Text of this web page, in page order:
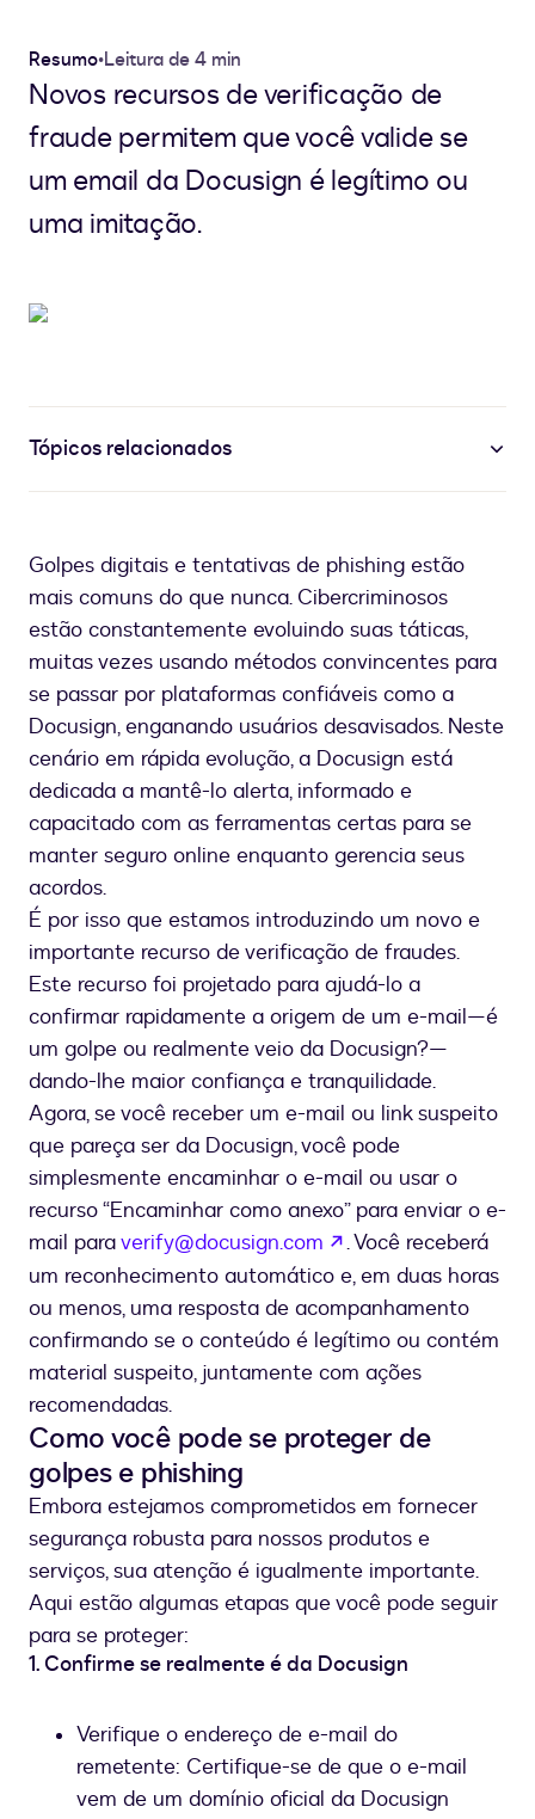
Resumo•Leitura de 4 min
Novos recursos de verificação de
fraude permitem que você valide se
um email da Docusign é legítimo ou
uma imitação.
Tópicos relacionados
Golpes digitais e tentativas de phishing estão
mais comuns do que nunca. Cibercriminosos
estão constantemente evoluindo suas táticas,
muitas vezes usando métodos convincentes para
se passar por plataformas confiáveis como a
Docusign, enganando usuários desavisados. Neste
cenário em rápida evolução, a Docusign está
dedicada a mantê-lo alerta, informado e
capacitado com as ferramentas certas para se
manter seguro online enquanto gerencia seus
acordos.
É por isso que estamos introduzindo um novo e
importante recurso de verificação de fraudes.
Este recurso foi projetado para ajudá-lo a
confirmar rapidamente a origem de um e-mail—é
um golpe ou realmente veio da Docusign?—
dando-lhe maior confiança e tranquilidade.
Agora, se você receber um e-mail ou link suspeito
que pareça ser da Docusign, você pode
simplesmente encaminhar o e-mail ou usar o
recurso “Encaminhar como anexo” para enviar o e-
mail paraverify@docusign.com se abre en una
. Você receberá
um reconhecimento automático e, em duas horas
ou menos, uma resposta de acompanhamento
confirmando se o conteúdo é legítimo ou contém
material suspeito, juntamente com ações
recomendadas.
Como você pode se proteger de
golpes e phishing
Embora estejamos comprometidos em fornecer
segurança robusta para nossos produtos e
serviços, sua atenção é igualmente importante.
Aqui estão algumas etapas que você pode seguir
para se proteger:
1. Confirme se realmente é da Docusign
Verifique o endereço de e-mail do
remetente: Certifique-se de que o e-mail
vem de um domínio oficial da Docusign